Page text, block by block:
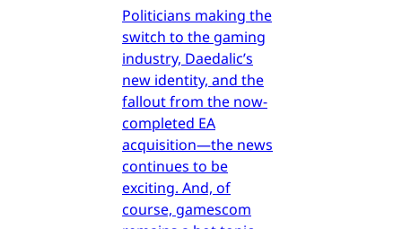
Politicians making the
switch to the gaming
industry, Daedalic’s
new identity, and the
fallout from the now-
completed EA
acquisition—the news
continues to be
exciting. And, of
course, gamescom